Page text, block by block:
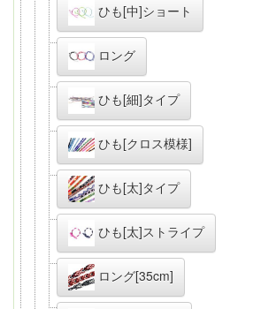
ひも[中]ショート
ロング
ひも[細]タイプ
ひも[クロス模様]
ひも[太]タイプ
ひも[太]ストライプ
ロング[35cm]